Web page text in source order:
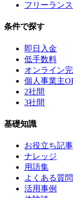
フリーランス
条件で探す
即日入金
低手数料
オンライン
個人事業主
2社間
3社間
基礎知識
お役立ち記事
ナレッジ
用語集
よくある質問
活用事例